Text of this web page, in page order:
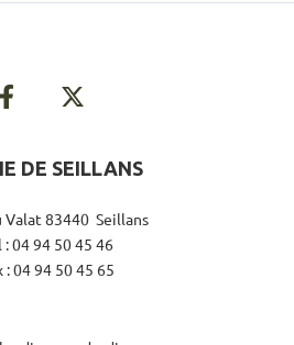
DE SEILLANS
Valat 83440 Seillans
: 04 94 50 45 46
: 04 94 50 45 65